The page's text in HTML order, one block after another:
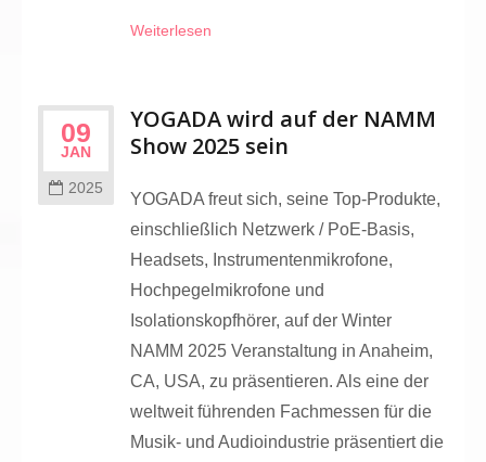
Weiterlesen
09
JAN
2025
YOGADA wird auf der NAMM
Show 2025 sein
YOGADA freut sich, seine Top-Produkte,
einschließlich Netzwerk / PoE-Basis,
Headsets, Instrumentenmikrofone,
Hochpegelmikrofone und
Isolationskopfhörer, auf der Winter
NAMM 2025 Veranstaltung in Anaheim,
CA, USA, zu präsentieren. Als eine der
weltweit führenden Fachmessen für die
Musik- und Audioindustrie präsentiert die